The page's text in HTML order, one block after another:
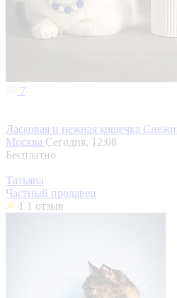
7
Ласковая и нежная кошечка
Москва Сегодня, 12:08
Бесплатно
Татьяна
Частный продавец
1 1 отзыв